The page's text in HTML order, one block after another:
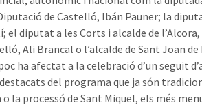
de Castelló, Ibán Pauner; la
el diputat a les Corts i alcalde de
Ali Brancal o l’alcalde de Sant Joan
ha afectat a la celebració d’un seguit
del programa que ja són
o la processó de Sant Miquel, els més